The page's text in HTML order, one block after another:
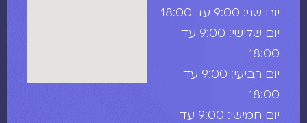
יום שני: 9:00 עד 18:00
יום שלישי: 9:00 עד
18:00
יום רביעי: 9:00 עד
18:00
יום חמישי: 9:00 עד